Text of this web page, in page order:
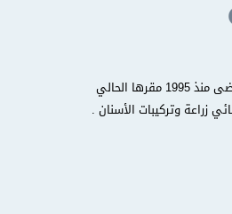
منتدى مركز أسنانك الدولي من أوائل المنتديات العربية التي خدمت المرضى منذ 1995 مقرها الحالي
زراعة وتركيبات الأسنان .